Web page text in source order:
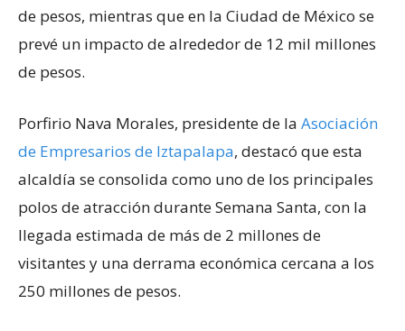
de pesos, mientras que en la Ciudad de México se
prevé un impacto de alrededor de 12 mil millones
de pesos.
Porfirio Nava Morales, presidente de la Asociación
de Empresarios de Iztapalapa, destacó que esta
alcaldía se consolida como uno de los principales
polos de atracción durante Semana Santa, con la
llegada estimada de más de 2 millones de
visitantes y una derrama económica cercana a los
250 millones de pesos.